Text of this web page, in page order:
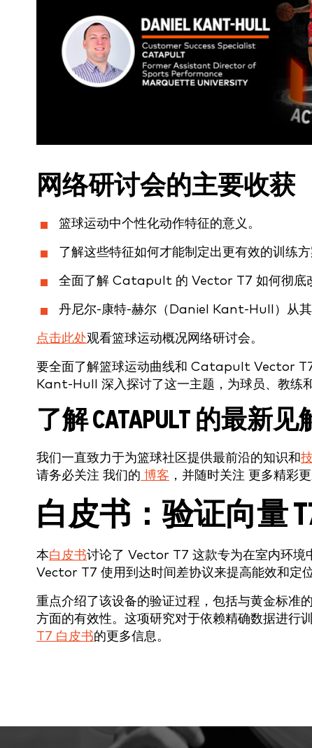
网络研讨会的主要收获
篮球运动中个性化动作特征的意义。
了解这些特征如何才能制定出更有效的训练方
全面了解 Catapult 的 Vector T7 如何彻底
丹尼尔-康特-赫尔（Daniel Kant-Hull）从其
点击此处观看篮球运动概况网络研讨会。
要全面了解篮球运动曲线和 Catapult Vector
Kant-Hull 深入探讨了这一主题，为球员、教练
了解 CATAPULT 的最新见
我们一直致力于为篮球社区提供最前沿的知识和
请务必关注 我们的 博客 ，并随时关注 更多精彩更
白皮书：验证向量
本白皮书讨论了 Vector T7 这款专为在室内环境
Vector T7 使用到达时间差协议来提高能效和定
重点介绍了该设备的验证过程，包括与黄金标准
方面的有效性。这项研究对于依赖精确数据进行
T7 白皮书的更多信息。